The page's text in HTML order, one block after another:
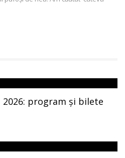
program și bilete